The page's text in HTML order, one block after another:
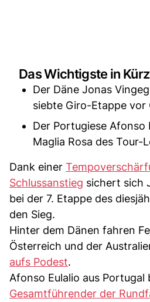
Das Wichtigste in
Der Däne Jonas
siebte Giro-Etappe vor
Der Portugiese Afonso
Maglia Rosa des Tour-
Dank einer
Schlussanstieg sichert sich
bei der 7. Etappe des
den Sieg.
Hinter dem Dänen fahren
Österreich und der
aufs Podest.
Afonso Eulalio aus Portugal
Gesamtführender der